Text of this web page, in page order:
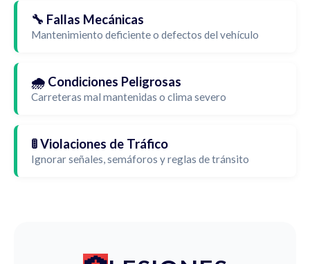
🔧 Fallas Mecánicas
Mantenimiento deficiente o defectos del vehículo
🌧️ Condiciones Peligrosas
Carreteras mal mantenidas o clima severo
🚦 Violaciones de Tráfico
Ignorar señales, semáforos y reglas de tránsito